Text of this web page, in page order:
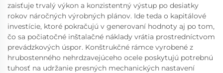
zaisťuje trvalý výkon a konzistentný výstup po desiatky
rokov náročných výrobných plánov. Ide teda o kapitálové
investície, ktoré pokračujú v generovaní hodnoty aj po tom,
čo sa počiatočné inštalačné náklady vrátia prostredníctvom
prevádzkových úspor. Konštrukčné rámce vyrobené z
hrubostenného nehrdzavejúceho ocele poskytujú potrebnú
tuhosť na udržanie presných mechanických nastavení